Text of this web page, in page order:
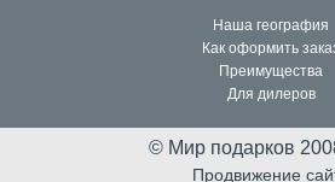
Наша география
Как оформить
Преимущества
Для дилеров
© Мир подарков
Продвижение